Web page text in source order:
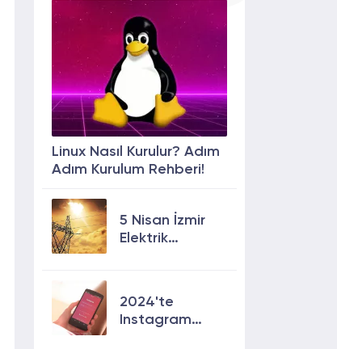
Linux Nasıl Kurulur? Adım
Adım Kurulum Rehberi!
5 Nisan İzmir
Elektrik
2024'te
Instagram